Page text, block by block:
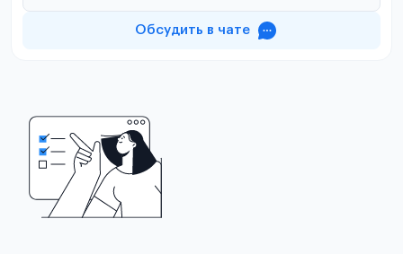
Обсудить в чате